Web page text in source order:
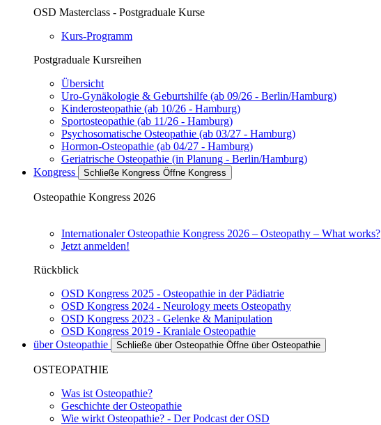
OSD Masterclass - Postgraduale Kurse
Kurs-Programm
Postgraduale Kursreihen
Übersicht
Uro-Gynäkologie & Geburtshilfe (ab 09/26 - Berlin/Hamburg)
Kinderosteopathie (ab 10/26 - Hamburg)
Sportosteopathie (ab 11/26 - Hamburg)
Psychosomatische Osteopathie (ab 03/27 - Hamburg)
Hormon-Osteopathie (ab 04/27 - Hamburg)
Geriatrische Osteopathie (in Planung - Berlin/Hamburg)
Kongress
Schließe Kongress Öffne Kongress
Osteopathie Kongress 2026
Internationaler Osteopathie Kongress 2026 – Osteopathy – What works?
Jetzt anmelden!
Rückblick
OSD Kongress 2025 - Osteopathie in der Pädiatrie
OSD Kongress 2024 - Neurology meets Osteopathy
OSD Kongress 2023 - Gelenke & Manipulation
OSD Kongress 2019 - Kraniale Osteopathie
über Osteopathie
Schließe über Osteopathie Öffne über Osteopathie
OSTEOPATHIE
Was ist Osteopathie?
Geschichte der Osteopathie
Wie wirkt Osteopathie? - Der Podcast der OSD